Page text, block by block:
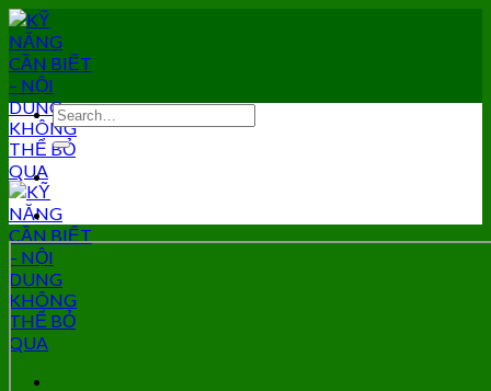
Skip
to
content